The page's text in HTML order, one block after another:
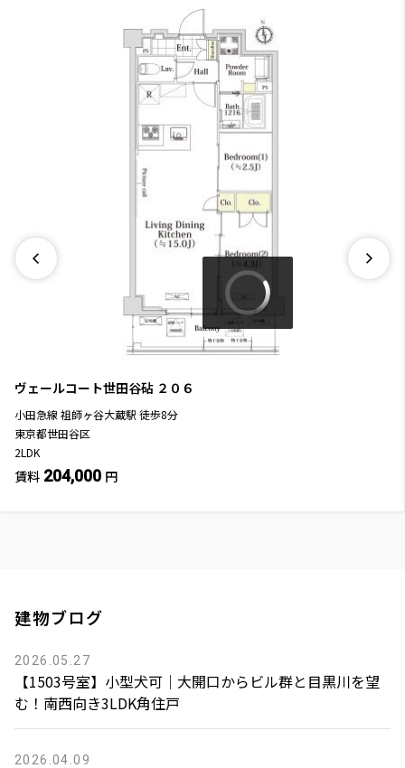
ヴェールコート世田谷砧 ２０６
小田急線 祖師ヶ谷大蔵駅 徒歩8分
東京都世田谷区
2LDK
賃料 204,000 円
建物ブログ
2026.05.27
【1503号室】小型犬可｜大開口からビル群と目黒川を望
む！南西向き3LDK角住戸
2026.04.09